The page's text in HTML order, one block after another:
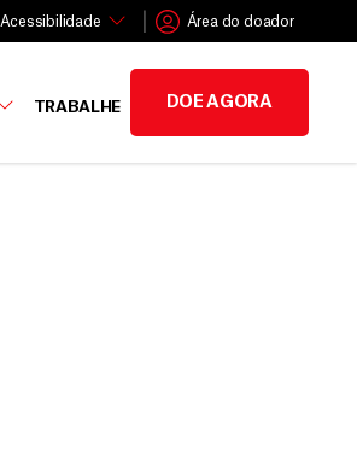
Acessibilidade Área do doador
TRABALHE DOE AGORA